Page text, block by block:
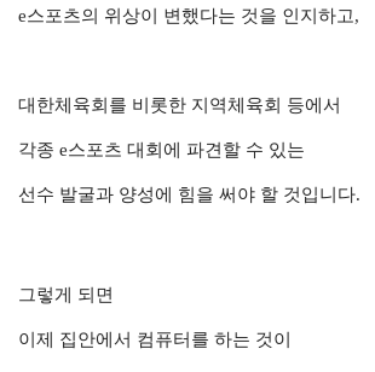
e스포츠의 위상이 변했다는 것을 인지하고,
대한체육회를 비롯한 지역체육회 등에서
각종 e스포츠 대회에 파견할 수 있는
선수 발굴과 양성에 힘을 써야 할 것입니다.
그렇게 되면
이제 집안에서 컴퓨터를 하는 것이